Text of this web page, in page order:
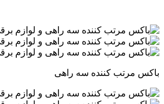
باکس مرتب کننده سه راهی